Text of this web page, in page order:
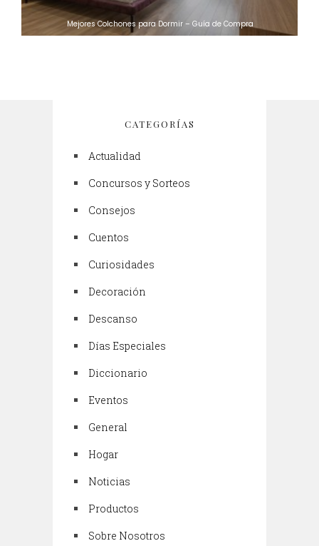
Mejores Colchones para Dormir – Guía de Compra
CATEGORÍAS
Actualidad
Concursos y Sorteos
Consejos
Cuentos
Curiosidades
Decoración
Descanso
Días Especiales
Diccionario
Eventos
General
Hogar
Noticias
Productos
Sobre Nosotros